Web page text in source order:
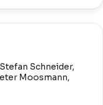
Schneider,
Moosmann,